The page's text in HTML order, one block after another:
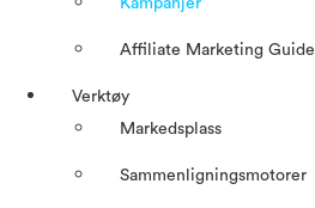
Kampanjer
Affiliate Marketing Guide
Verktøy
Markedsplass
Sammenligningsmotorer